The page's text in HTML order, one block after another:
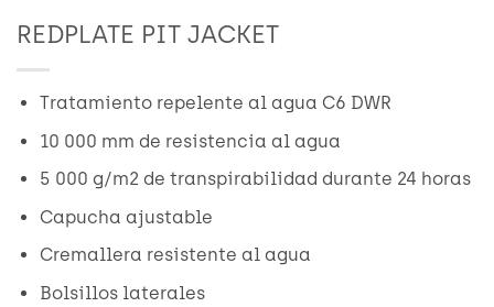
REDPLATE PIT JACKET
Tratamiento repelente al agua C6 DWR
10 000 mm de resistencia al agua
5 000 g/m2 de transpirabilidad durante 24 horas
Capucha ajustable
Cremallera resistente al agua
Bolsillos laterales